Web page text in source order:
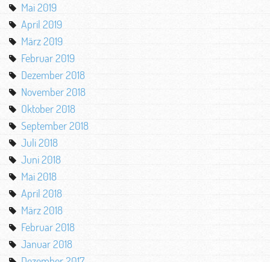
Mai 2019
April 2019
März 2019
Februar 2019
Dezember 2018
November 2018
Oktober 2018
September 2018
Juli 2018
Juni 2018
Mai 2018
April 2018
März 2018
Februar 2018
Januar 2018